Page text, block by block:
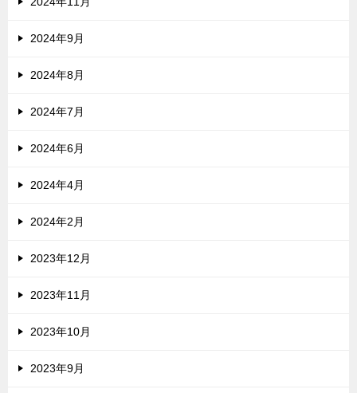
2024年9月
2024年8月
2024年7月
2024年6月
2024年4月
2024年2月
2023年12月
2023年11月
2023年10月
2023年9月